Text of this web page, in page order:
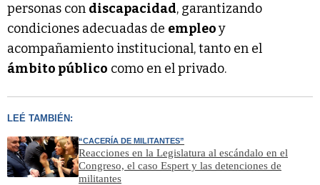
personas con discapacidad, garantizando
condiciones adecuadas de empleoy
acompañamiento institucional, tanto en el
ámbito público como en el privado.
LEÉ TAMBIÉN:
“CACERÍA DE MILITANTES”
Reacciones en la Legislatura al escándalo en el
Congreso, el caso Espert y las detenciones de
militantes